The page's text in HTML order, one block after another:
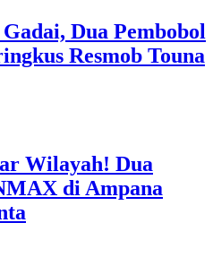
Dua Pembobol
Resmob Touna
Wilayah! Dua
di Ampana